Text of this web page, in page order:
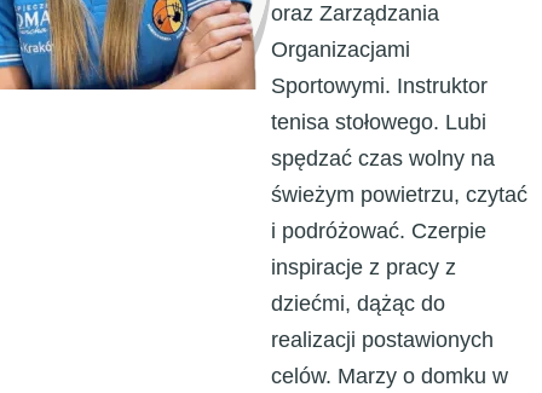
oraz Zarządzania
Organizacjami
Sportowymi. Instruktor
tenisa stołowego. Lubi
spędzać czas wolny na
świeżym powietrzu, czytać
i podróżować. Czerpie
inspiracje z pracy z
dziećmi, dążąc do
realizacji postawionych
celów. Marzy o domku w